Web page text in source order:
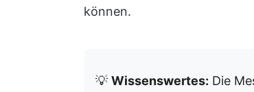
können.
💡 Wissenswertes: Die